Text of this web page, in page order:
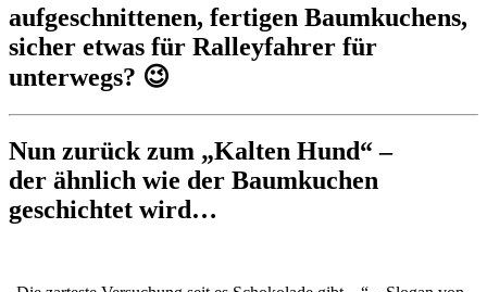
aufgeschnittenen, fertigen Baumkuchens,
sicher etwas für Ralleyfahrer für
unterwegs? 😉
Nun zurück zum „Kalten Hund“ –
der ähnlich wie der Baumkuchen
geschichtet wird…